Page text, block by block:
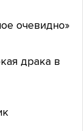
очевидно»
драка в